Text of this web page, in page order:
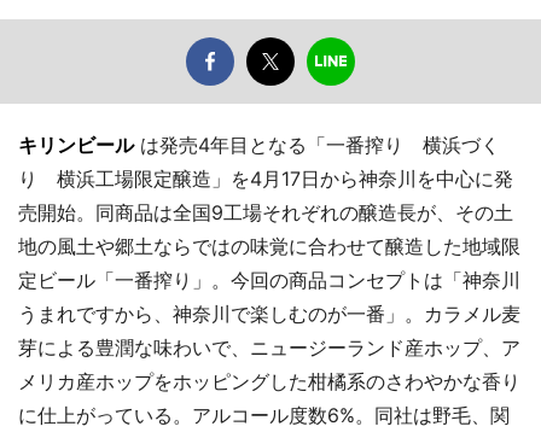
キリンビールは発売4年目となる「一番搾り 横浜づく
り 横浜工場限定醸造」を4月17日から神奈川を中心に発
売開始。同商品は全国9工場それぞれの醸造長が、その土
地の風土や郷土ならではの味覚に合わせて醸造した地域限
定ビール「一番搾り」。今回の商品コンセプトは「神奈川
うまれですから、神奈川で楽しむのが一番」。カラメル麦
芽による豊潤な味わいで、ニュージーランド産ホップ、ア
メリカ産ホップをホッピングした柑橘系のさわやかな香り
に仕上がっている。アルコール度数6%。同社は野毛、関